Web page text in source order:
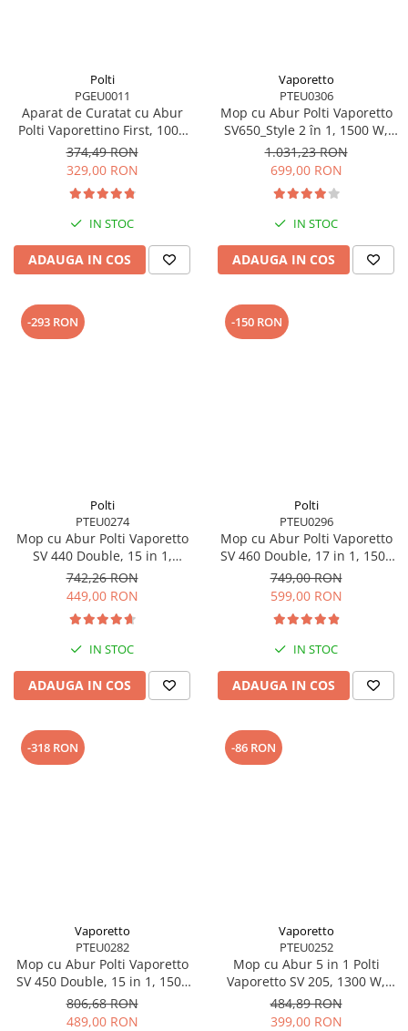
Polti
PGEU0011
Aparat de Curatat cu Abur
Polti Vaporettino First, 1000
W, Emisie Abur 40 g/min,
Presiune Abur 3 BAR,
Alb/Albastru
374,49 RON
329,00 RON
IN STOC
ADAUGA IN COS
Vaporetto
PTEU0306
Mop cu Abur Polti Vaporetto
SV650_Style 2 în 1, 1500 W,
Abur Reglabil, Mâner Plută,
19 Accesorii, Autonomie
Nelimitată, Alb/Roșu
1.031,23 RON
699,00 RON
IN STOC
ADAUGA IN COS
-293 RON
Polti
PTEU0274
Mop cu Abur Polti Vaporetto
SV 440 Double, 15 in 1,
1500W, 2.4Kg, Alb/Violet
742,26 RON
449,00 RON
IN STOC
ADAUGA IN COS
-150 RON
Polti
PTEU0296
Mop cu Abur Polti Vaporetto
SV 460 Double, 17 in 1, 1500
W, 2.4Kg, Alb/Albastru
749,00 RON
599,00 RON
IN STOC
ADAUGA IN COS
-318 RON
Vaporetto
PTEU0282
Mop cu Abur Polti Vaporetto
SV 450 Double, 15 in 1, 1500
W, 2.4 Kg, Alb/Verde
806,68 RON
489,00 RON
-86 RON
Vaporetto
PTEU0252
Mop cu Abur 5 in 1 Polti
Vaporetto SV 205, 1300 W,
Alb/Verde - PTEU0252
484,89 RON
399,00 RON